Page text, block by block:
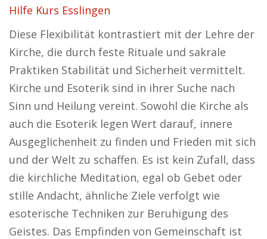
Hilfe Kurs Esslingen
Diese Flexibilität kontrastiert mit der Lehre der
Kirche, die durch feste Rituale und sakrale
Praktiken Stabilität und Sicherheit vermittelt.
Kirche und Esoterik sind in ihrer Suche nach
Sinn und Heilung vereint. Sowohl die Kirche als
auch die Esoterik legen Wert darauf, innere
Ausgeglichenheit zu finden und Frieden mit sich
und der Welt zu schaffen. Es ist kein Zufall, dass
die kirchliche Meditation, egal ob Gebet oder
stille Andacht, ähnliche Ziele verfolgt wie
esoterische Techniken zur Beruhigung des
Geistes. Das Empfinden von Gemeinschaft ist